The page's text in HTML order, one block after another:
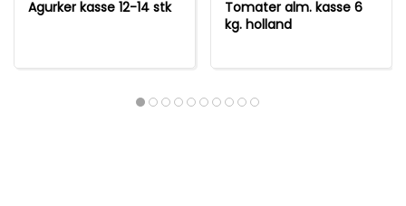
Agurker kasse 12-14 stk
Tomater alm. kasse 6
kg. holland